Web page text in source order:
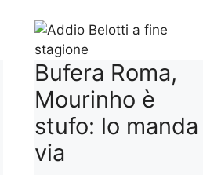
Bufera Roma,
Mourinho è
stufo: lo manda
via